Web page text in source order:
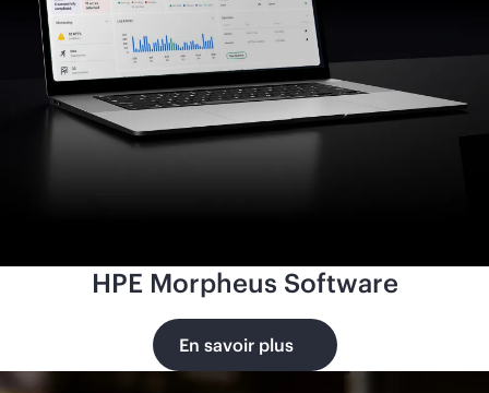
HPE Morpheus Software
En savoir plus